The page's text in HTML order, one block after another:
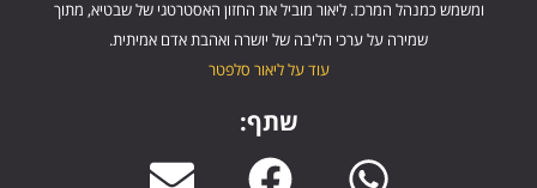
ומשמש כמנהל המרכז. ליאור מוביל את החזון האסטרטגי של שבטיא, מתוך
שמירה על ערכי הליבה של יושרה ואהבת אדם אמיתית.
עוד על ליאור סלפטר
שתף: